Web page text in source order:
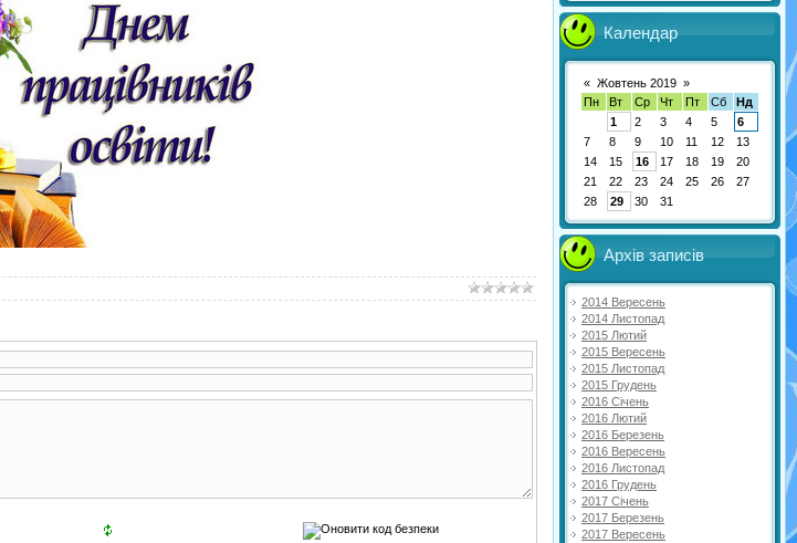
Календар
« Жовтень 2019 »
Пн
Вт Ср Чт Пт Сб
Нд
1
2 3 4 5
6
7
8 9 10 11 12
13
14
15 16 17 18 19
20
21
22 23 24 25 26
27
28
29 30 31
Архів записів
2014 Вересень
2014 Листопад
2015 Лютий
2015 Вересень
2015 Листопад
2015 Грудень
2016 Січень
2016 Лютий
2016 Березень
2016 Вересень
2016 Листопад
2016 Грудень
2017 Січень
2017 Березень
2017 Вересень